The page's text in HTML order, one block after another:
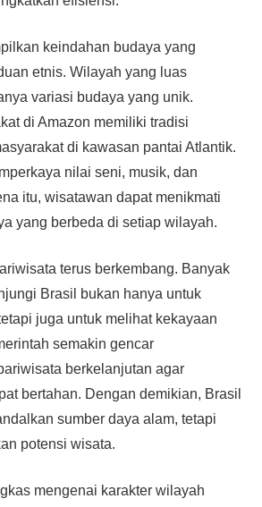
keindahan budaya yang
etnis. Wilayah yang luas
variasi budaya yang unik.
di Amazon memiliki tradisi
di kawasan pantai Atlantik.
nilai seni, musik, dan
itu, wisatawan dapat menikmati
yang berbeda di setiap wilayah.
terus berkembang. Banyak
Brasil bukan hanya untuk
juga untuk melihat kekayaan
semakin gencar
berkelanjutan agar
bertahan. Dengan demikian, Brasil
sumber daya alam, tetapi
potensi wisata.
mengenai karakter wilayah